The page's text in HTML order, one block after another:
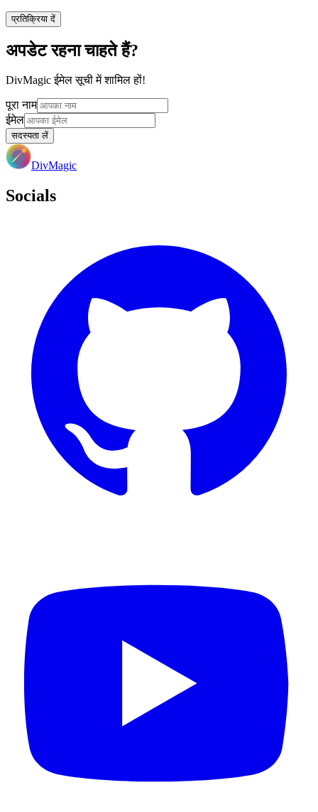
प्रतिक्रिया दें
अपडेट रहना चाहते हैं?
DivMagic ईमेल सूची में शामिल हों!
पूरा नाम
ईमेल
सदस्यता लें
DivMagic
Socials